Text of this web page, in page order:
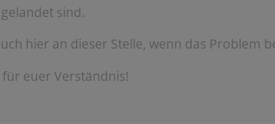
sind.
hier an dieser Stelle, wenn das Problem
euer Verständnis!